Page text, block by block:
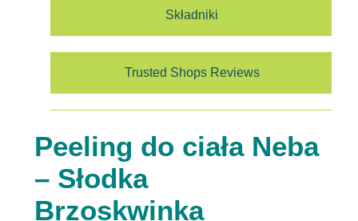
Składniki
Trusted Shops Reviews
Peeling do ciała Neba
– Słodka
Brzoskwinka